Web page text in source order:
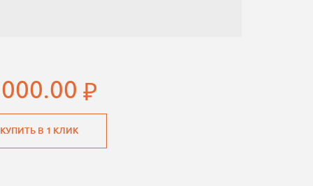
КУПИТЬ В 1 КЛИК